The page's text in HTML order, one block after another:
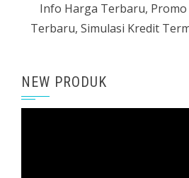
Info Harga Terbaru,
Terbaru, Simulasi Kredit
NEW PRODUK